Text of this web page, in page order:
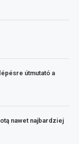
útmutató a
nawet najbardziej